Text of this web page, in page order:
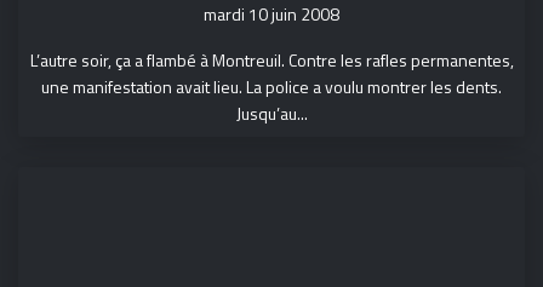
mardi 10 juin 2008
L’autre soir, ça a flambé à Montreuil. Contre les rafles permanentes,
une manifestation avait lieu. La police a voulu montrer les dents.
Jusqu’au...